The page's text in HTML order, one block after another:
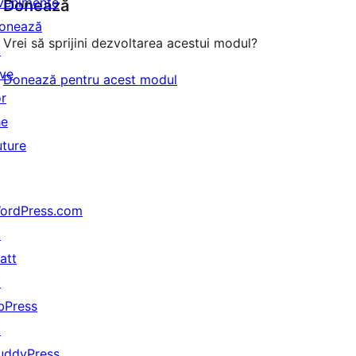
Donează
Vrei să sprijini dezvoltarea acestui modul?
Donează pentru acest modul